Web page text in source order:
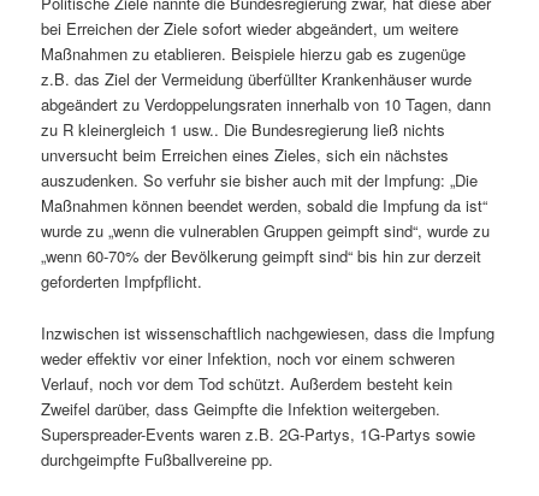
bei Erreichen der Ziele sofort wieder abgeändert, um weitere
Maßnahmen zu etablieren. Beispiele hierzu gab es zugenüge
z.B. das Ziel der Vermeidung überfüllter Krankenhäuser wurde
abgeändert zu Verdoppelungsraten innerhalb von 10 Tagen, dann
zu R kleinergleich 1 usw.. Die Bundesregierung ließ nichts
unversucht beim Erreichen eines Zieles, sich ein nächstes
auszudenken. So verfuhr sie bisher auch mit der Impfung: „Die
Maßnahmen können beendet werden, sobald die Impfung da ist“
wurde zu „wenn die vulnerablen Gruppen geimpft sind“, wurde zu
„wenn 60-70% der Bevölkerung geimpft sind“ bis hin zur derzeit
geforderten Impfpflicht.
Inzwischen ist wissenschaftlich nachgewiesen, dass die Impfung
weder effektiv vor einer Infektion, noch vor einem schweren
Verlauf, noch vor dem Tod schützt. Außerdem besteht kein
Zweifel darüber, dass Geimpfte die Infektion weitergeben.
Superspreader-Events waren z.B. 2G-Partys, 1G-Partys sowie
durchgeimpfte Fußballvereine pp.